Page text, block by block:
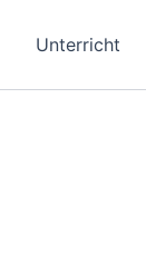
Unterricht